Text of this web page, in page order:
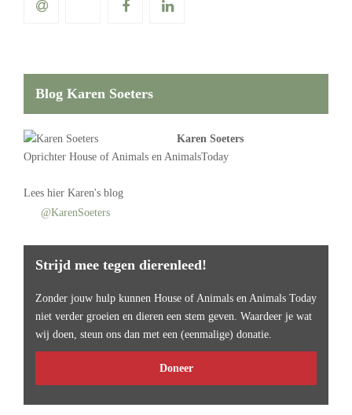
Blog Karen Soeters
Karen Soeters
Oprichter House of Animals en AnimalsToday
Lees hier Karen's blog
@KarenSoeters
Strijd mee tegen dierenleed!
Zonder jouw hulp kunnen House of Animals en Animals Today
niet verder groeien en dieren een stem geven. Waardeer je wat
wij doen, steun ons dan met een (eenmalige) donatie.
Doneer